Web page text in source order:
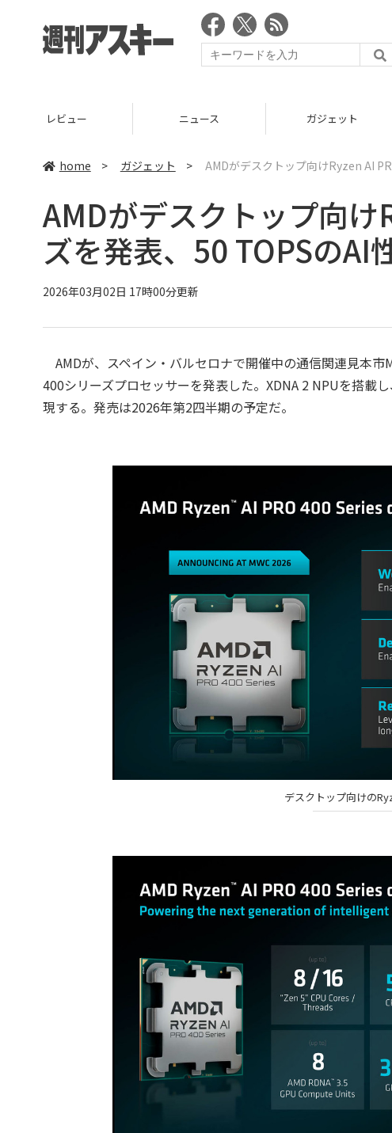
ニュース ガジェット ゲーム
home > ガジェット > AMDがデスクトップ向けRyzen AI
AMDがデスクトップ向
ズを発表、50 TOPSのAI
2026年03月02日 17時00分更新
AMDが、スペイン・バルセロナで開催中の通信関連見本市
400シリーズプロセッサーを発表した。XDNA 2 NPUを搭載
現する。発売は2026年第2四半期の予定だ。
デスクトップ向けの